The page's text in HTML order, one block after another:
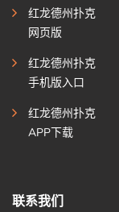
红龙德州扑克
网页版
红龙德州扑克
手机版入口
红龙德州扑克
APP下载
联系我们